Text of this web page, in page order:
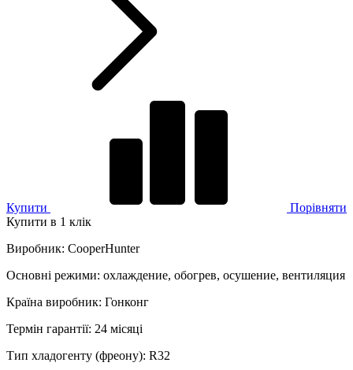
Купити
Порівняти
Купити в 1 клік
Виробник: CooperHunter
Основні режими: охлаждение, обогрев, осушение, вентиляция
Країна виробник: Гонконг
Термін гарантії: 24 місяці
Тип хладогенту (фреону): R32